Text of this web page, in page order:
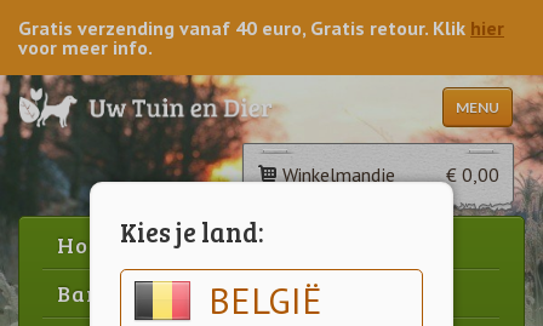
Kies je land:
BELGIË
Gratis verzending vanaf 40 euro, Gratis retour. Klik hier
voor meer info.
MENU
Winkelmandje € 0,00
Home
Barbecue